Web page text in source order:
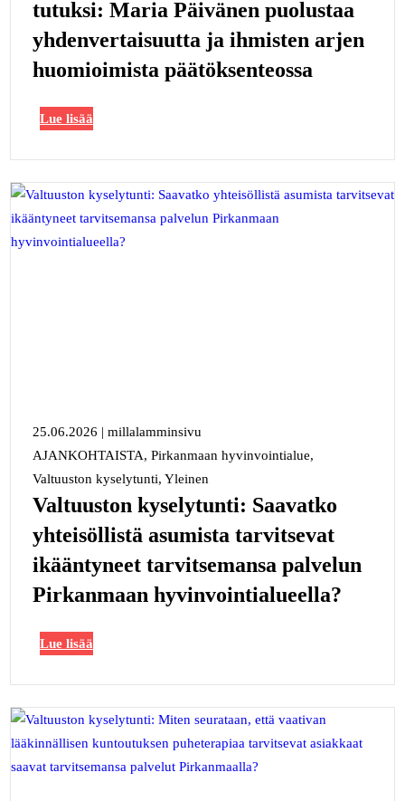
tutuksi: Maria Päivänen puolustaa
yhdenvertaisuutta ja ihmisten arjen
huomioimista päätöksenteossa
Lue lisää
25.06.2026 | millalamminsivu
AJANKOHTAISTA, Pirkanmaan hyvinvointialue,
Valtuuston kyselytunti, Yleinen
Valtuuston kyselytunti: Saavatko
yhteisöllistä asumista tarvitsevat
ikääntyneet tarvitsemansa palvelun
Pirkanmaan hyvinvointialueella?
Lue lisää